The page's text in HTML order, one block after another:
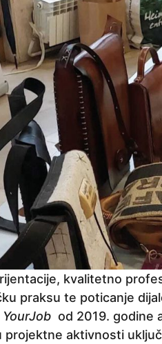
kvalitetno
praksu te poticanje
YourJob od 2019. godine
projektne aktivnosti